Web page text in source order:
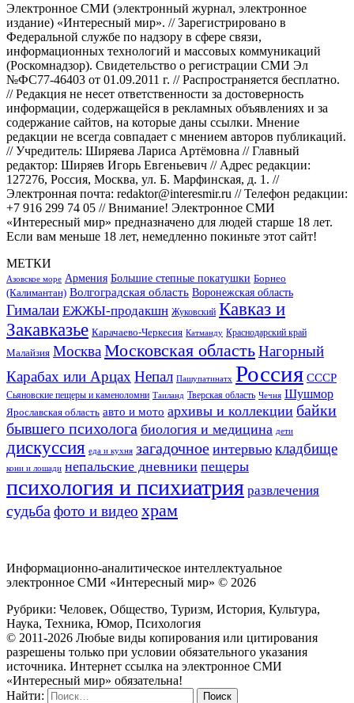
Электронное СМИ (электронный журнал, электронное
издание) «Интересный мир». // Зарегистрировано в
Федеральной службе по надзору в сфере связи,
информационных технологий и массовых коммуникаций
(Роскомнадзор). Свидетельство о регистрации СМИ Эл
№ФС77-46403 от 01.09.2011 г. // Распространяется бесплатно.
// Редакция не несет ответственности за достоверность
информации, содержащейся в рекламных объявлениях и за
содержание сайтов, на которые даны ссылки. Мнение
редакции не всегда совпадает с мнением авторов публикаций.
// Учредитель: Ширяева Лариса Артёмовна // Главный
редактор: Ширяев Игорь Евгеньевич // Адрес редакции:
127276, Россия, Москва, ул. Б. Марфинская, д. 1. //
Электронная почта: redaktor@interesmir.ru // Телефон редакции:
+7 916 299 74 05 // Внимание! Электронное СМИ
«Интересный мир» предназначено для людей старше 18 лет.
Если вам меньше 18 лет, немедленно покиньте этот сайт!
МЕТКИ
Азовское море Армения Большие степные покатушки Борнео
(Калимантан) Волгоградская область Воронежская область
Гималаи ЕЖЖЫ-продакшн Жуковский Кавказ и
Закавказье Карачаево-Черкесия Катманду Краснодарский край
Малайзия МоскваМосковская областьНагорный
Карабах или Арцах Непал Пашупатинатх Россия СССР
Сьяновские пещеры и каменоломни Таиланд Тверская область Чечня Шушмор
Ярославская область авто и мото архивы и коллекции байки
бывшего психолога биология и медицина дети
дискуссия еда и кухня загадочное интервью кладбище
кони и лошади непальские дневники пещеры
психология и психиатрия развлечения
судьба фото и видео храм
Информационно-аналитическое интеллектуальное
электронное СМИ «Интересный мир» © 2026
Рубрики: Человек, Общество, Туризм, История, Культура,
Наука, Техника, Юмор, Психология
© 2011-2026 Любые виды копирования или цитирования
разрешены только при условии обязательного указания
источника. Интернет ссылка на электронное СМИ
«Интересный мир» обязательна!
Найти: